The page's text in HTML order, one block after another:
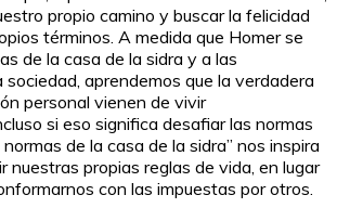
propio camino y buscar la felicidad
términos. A medida que Homer se
de la casa de la sidra y a las
aprendemos que la verdadera
personal vienen de vivir
si eso significa desafiar las normas
de la casa de la sidra” nos inspira
nuestras propias reglas de vida, en lugar
con las impuestas por otros.